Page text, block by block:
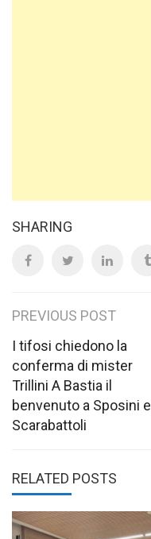
SHARING
Post
navigation
PREVIOUS POST
I tifosi chiedono la
conferma di mister
Trillini A Bastia il
benvenuto a Sposini e
Scarabattoli
RELATED POSTS